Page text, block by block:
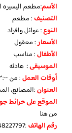
الأسم:مطعم اليسيره
التصنيف: مطعم
النوع: عوائل وافراد
الأسعار: معقول
الأطفال: مناسب
الموسيقى: هادئه
أوقات العمل: من ١٢:٠٠م–٢:٠٠ص
العنوان:المصانع، المدينة المنورة
الموقع على خرائط
من هنا
رقم الهاتف:966148227797+